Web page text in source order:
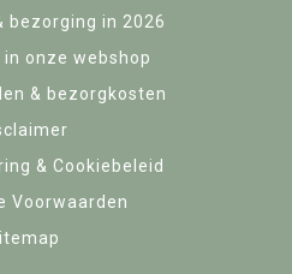
bezorging in 2026
onze webshop
& bezorgkosten
& Cookiebeleid
Voorwaarden